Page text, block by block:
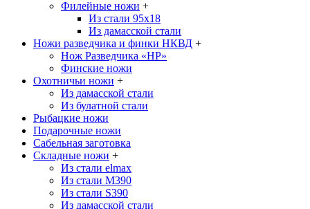
Филейные ножи +
Из стали 95х18
Из дамасской стали
Ножи разведчика и финки НКВД +
Нож Разведчика «НР»
Финские ножи
Охотничьи ножи +
Из дамасской стали
Из булатной стали
Рыбацкие ножи
Подарочные ножи
Сабельная заготовка
Складные ножи +
Из стали elmax
Из стали М390
Из стали S390
Из дамасской стали